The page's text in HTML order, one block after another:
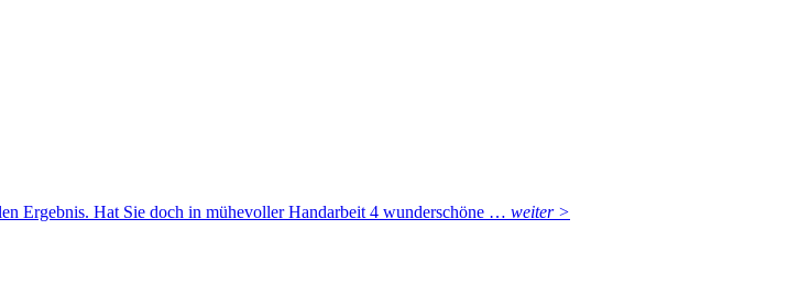
Ergebnis. Hat Sie doch in mühevoller Handarbeit 4 wunderschöne … weiter >